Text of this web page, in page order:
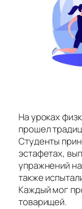
На уроках
прошел
Студенты
эстафетах,
упражнений
также
Каждый мог
товарищей.